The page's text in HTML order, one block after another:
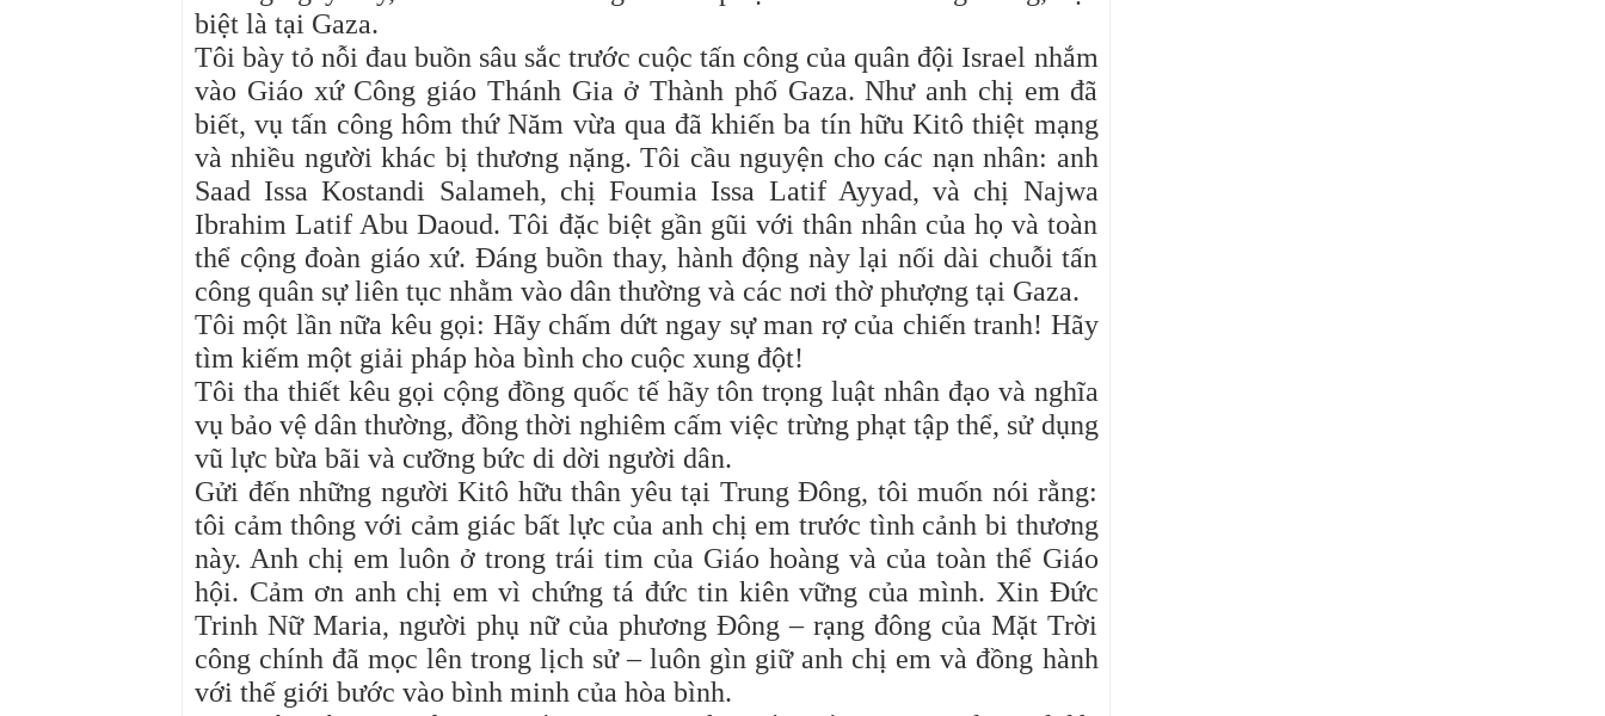
biệt là tại Gaza.
Tôi bày tỏ nỗi đau buồn sâu sắc trước cuộc tấn công của quân đội Israel nhắm
vào Giáo xứ Công giáo Thánh Gia ở Thành phố Gaza. Như anh chị em đã
biết, vụ tấn công hôm thứ Năm vừa qua đã khiến ba tín hữu Kitô thiệt mạng
và nhiều người khác bị thương nặng. Tôi cầu nguyện cho các nạn nhân: anh
Saad Issa Kostandi Salameh, chị Foumia Issa Latif Ayyad, và chị Najwa
Ibrahim Latif Abu Daoud. Tôi đặc biệt gần gũi với thân nhân của họ và toàn
thể cộng đoàn giáo xứ. Đáng buồn thay, hành động này lại nối dài chuỗi tấn
công quân sự liên tục nhằm vào dân thường và các nơi thờ phượng tại Gaza.
Tôi một lần nữa kêu gọi: Hãy chấm dứt ngay sự man rợ của chiến tranh! Hãy
tìm kiếm một giải pháp hòa bình cho cuộc xung đột!
Tôi tha thiết kêu gọi cộng đồng quốc tế hãy tôn trọng luật nhân đạo và nghĩa
vụ bảo vệ dân thường, đồng thời nghiêm cấm việc trừng phạt tập thể, sử dụng
vũ lực bừa bãi và cưỡng bức di dời người dân.
Gửi đến những người Kitô hữu thân yêu tại Trung Đông, tôi muốn nói rằng:
tôi cảm thông với cảm giác bất lực của anh chị em trước tình cảnh bi thương
này. Anh chị em luôn ở trong trái tim của Giáo hoàng và của toàn thể Giáo
hội. Cảm ơn anh chị em vì chứng tá đức tin kiên vững của mình. Xin Đức
Trinh Nữ Maria, người phụ nữ của phương Đông – rạng đông của Mặt Trời
công chính đã mọc lên trong lịch sử – luôn gìn giữ anh chị em và đồng hành
với thế giới bước vào bình minh của hòa bình.